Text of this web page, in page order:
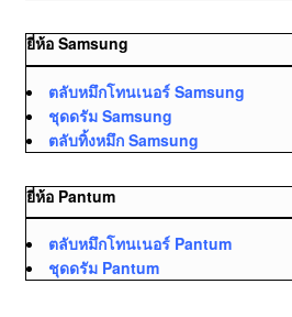
ยี่ห้อ Samsung
ตลับหมึกโทนเนอร์ Samsung
ชุดดรัม Samsung
ตลับทิ้งหมึก Samsung
ยี่ห้อ Pantum
ตลับหมึกโทนเนอร์ Pantum
ชุดดรัม Pantum